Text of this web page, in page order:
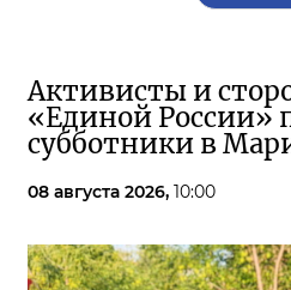
Активисты и
«Единой России»
субботники в
08 августа 2026, 10:00